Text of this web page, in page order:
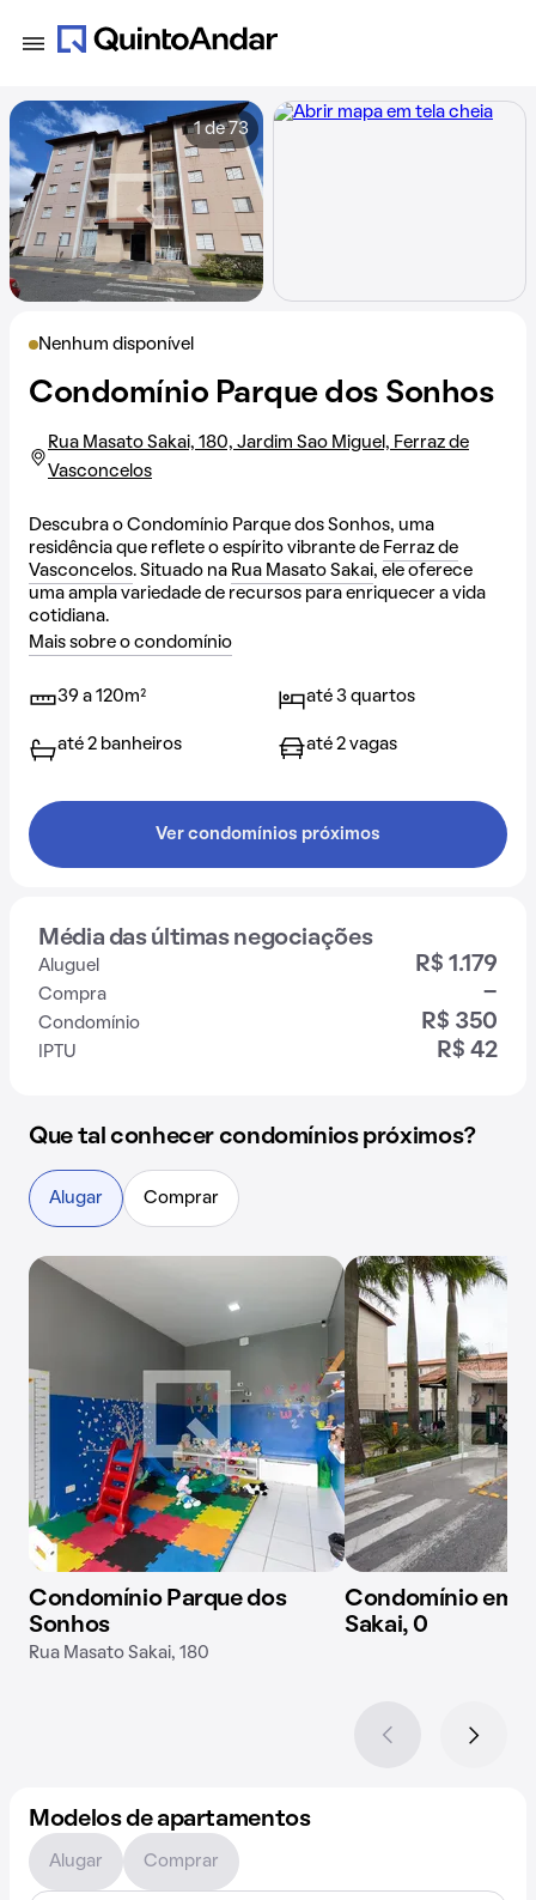
Nenhum disponível
Condomínio Parque dos Sonhos
Rua Masato Sakai, 180, Jardim Sao Miguel, Ferraz de
Vasconcelos
Descubra o Condomínio Parque dos Sonhos, uma
residência que reflete o espírito vibrante de Ferraz de
Vasconcelos. Situado na Rua Masato Sakai, ele oferece
uma ampla variedade de recursos para enriquecer a vida
cotidiana.
Mais sobre o condomínio
39 a 120m² até 3 quartos
até 2 banheiros até 2 vagas
Ver condomínios próximos
Média das últimas negociações
Aluguel R$ 1.179
Compra -
Condomínio R$ 350
IPTU R$ 42
1 de 73
Que tal conhecer condomínios próximos?
Alugar Comprar
Condomínio Parque dos
Sonhos
Rua Masato Sakai, 180
Condomínio em
Sakai, 0
Modelos de apartamentos
Alugar Comprar